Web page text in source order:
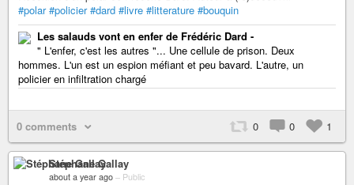
#polar #policier #dard #livre #litterature #bouquin
Les salauds vont en enfer de Frédéric Dard -
" L'enfer, c'est les autres "... Une cellule de prison. Deux
hommes. L'un est un espion méfiant et peu bavard. L'autre, un
policier en infiltration chargé
0 comments 0 0 1
Stéphane Gallay
about a year ago – Public